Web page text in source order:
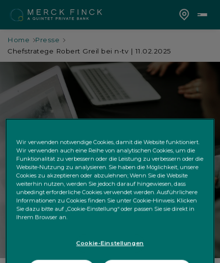
Home
Presse
Chefstratege Robert Greil bei n-tv | 11.02.2025
Greil bei n-tv
Merck Finck-Chefstratege:"Der KI-Hype ist
allgegenwärtig spürbar"
Wir verwenden notwendige Cookies, damit die Website funktioniert.
Wir verwenden auch eine Reihe von analytischen Cookies, um die
Funktionalität zu verbessern oder die Leistung zu verbessern oder die
Website-Nutzung zu analysieren. Sie haben die Möglichkeit, unsere
Cookies zu akzeptieren oder abzulehnen; Wenn Sie die Website
weiterhin nutzen, werden Sie jedoch darauf hingewiesen, dass
unbedingt erforderliche Cookies verwendet werden. Ausführlichere
Informationen zu Cookies finden Sie unter Cookie-Hinweis. Klicken
Sie dazu bitte auf „Cookie-Einstellung“ oder passen Sie sie direkt in
Ihrem Browser an.
Cookie-Einstellungen